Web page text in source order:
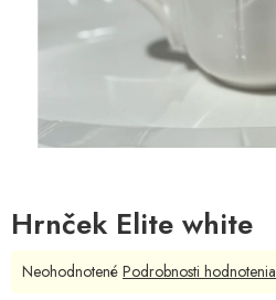
Hrnček Elite white
Priemerné
Neohodnotené Podrobnosti hodnotenia